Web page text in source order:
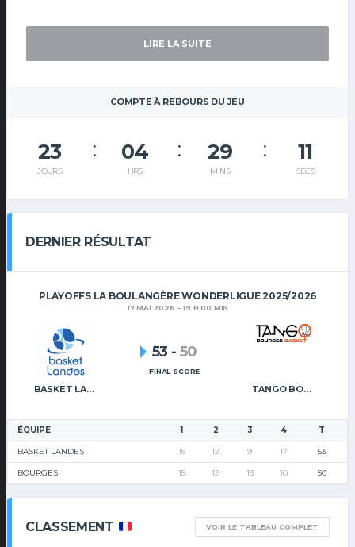
LIRE LA SUITE
COMPTE À REBOURS DU JEU
23
JOURS
04
HRS
29
MINS
11
SECS
DERNIER RÉSULTAT
PLAYOFFS LA BOULANGÈRE WONDERLIGUE 2025/2026
17 MAI 2026 - 19 H 00 MIN
BASKET LANDES TANGO BOURGES BASKET
53 - 50
FINAL SCORE
ÉQUIPE 1 2 3 4 T
BASKET LANDES 15 12 9 17 53
BOURGES 15 12 13 10 50
CLASSEMENT VOIR LE TABLEAU COMPLET